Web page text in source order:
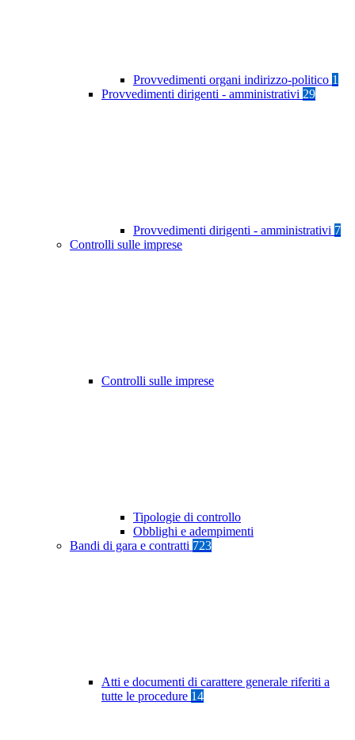
Provvedimenti organi indirizzo-politico 1
Provvedimenti dirigenti - amministrativi 29
Provvedimenti dirigenti - amministrativi 7
Controlli sulle imprese
Controlli sulle imprese
Tipologie di controllo
Obblighi e adempimenti
Bandi di gara e contratti 723
Atti e documenti di carattere generale riferiti a
tutte le procedure 14